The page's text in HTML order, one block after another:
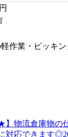
円
作業・ピッキ